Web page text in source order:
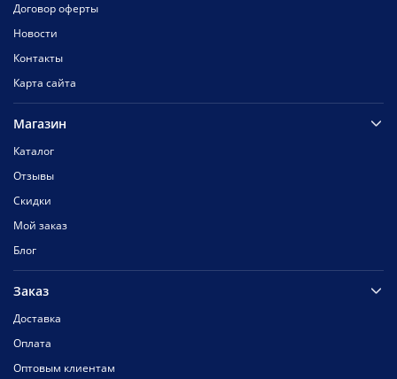
Договор оферты
Новости
Контакты
Карта сайта
Магазин
Каталог
Отзывы
Скидки
Мой заказ
Блог
Заказ
Доставка
Оплата
Оптовым клиентам